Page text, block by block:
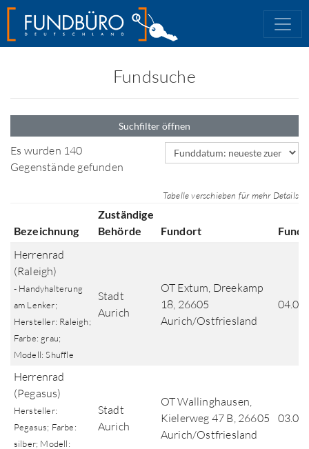
Fundsuche
Suchfilter öffnen
Es wurden 140
Gegenstände gefunden
Sortierfeld
Tabelle verschieben für mehr Details
Bezeichnung
Zuständige
Behörde
Fundort
Herrenrad
(Raleigh)
- Handyhalterung
am Lenker;
Hersteller: Raleigh;
Farbe: grau;
Modell: Shuffle
Stadt
Aurich
OT Extum, Dreekamp
18, 26605
Aurich/Ostfriesland
Herrenrad
(Pegasus)
Hersteller:
Pegasus; Farbe:
silber; Modell:
Stadt
Aurich
OT Wallinghausen,
Kielerweg 47 B, 26605
Aurich/Ostfriesland